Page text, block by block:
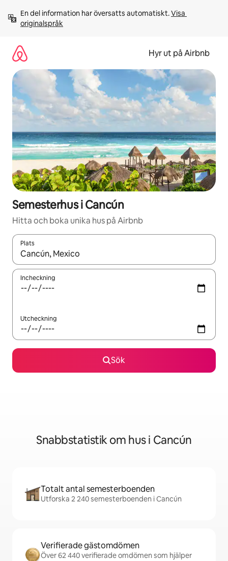
innehåll
En del information har översatts automatiskt. Visa
originalspråk
Hyr ut på Airbnb
Semesterhus i Cancún
Hitta och boka unika hus på Airbnb
Plats
När resultaten är tillgängliga kan du navigera med upp- och
Incheckning
Utcheckning
Sök
Snabbstatistik om hus i Cancún
Totalt antal semesterboenden
Utforska 2 240 semesterboenden i Cancún
Verifierade gästomdömen
Över 62 440 verifierade omdömen som hjälper